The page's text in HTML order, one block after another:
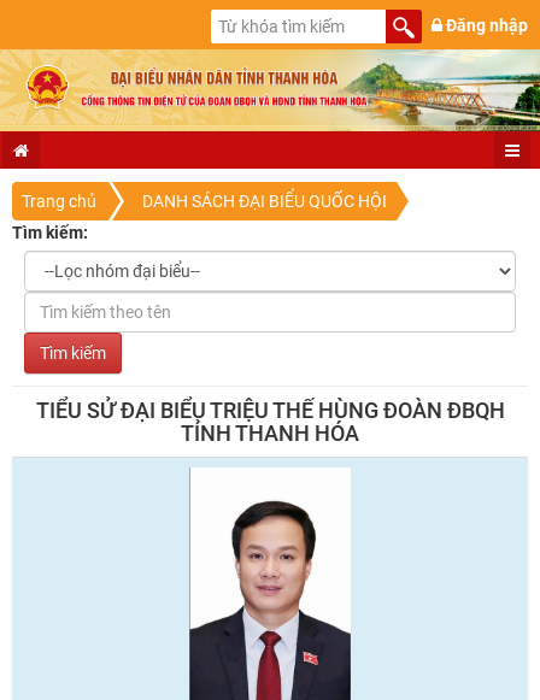
Đăng nhập
Trang chủ
DANH SÁCH ĐẠI BIỂU QUỐC HỘI
Tìm kiếm:
TIỂU SỬ ĐẠI BIỂU TRIỆU THẾ HÙNG ĐOÀN ĐBQH
TỈNH THANH HÓA